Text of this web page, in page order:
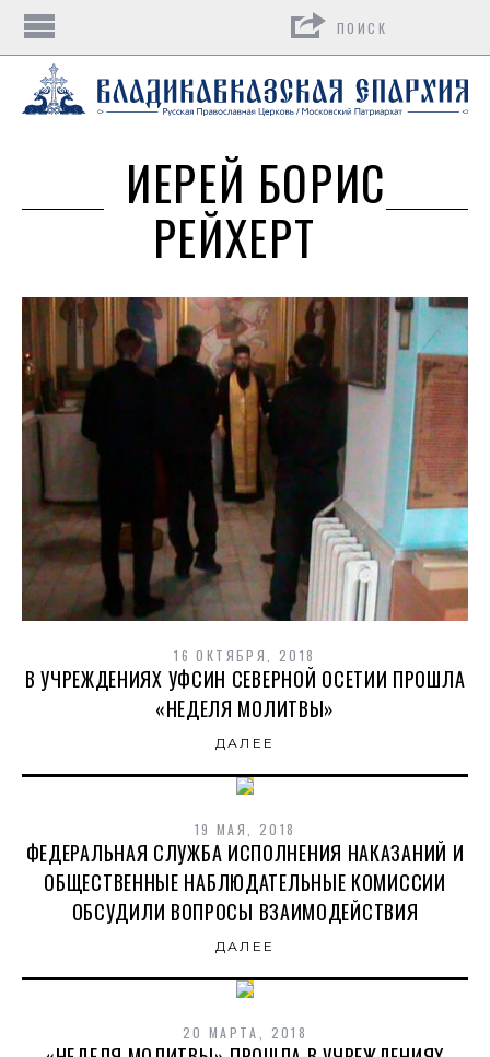
ИЕРЕЙ БОРИС
РЕЙХЕРТ
16 ОКТЯБРЯ, 2018
В УЧРЕЖДЕНИЯХ УФСИН СЕВЕРНОЙ ОСЕТИИ ПРОШЛА
«НЕДЕЛЯ МОЛИТВЫ»
ДАЛЕЕ
19 МАЯ, 2018
ФЕДЕРАЛЬНАЯ СЛУЖБА ИСПОЛНЕНИЯ НАКАЗАНИЙ И
ОБЩЕСТВЕННЫЕ НАБЛЮДАТЕЛЬНЫЕ КОМИССИИ
ОБСУДИЛИ ВОПРОСЫ ВЗАИМОДЕЙСТВИЯ
ДАЛЕЕ
20 МАРТА, 2018